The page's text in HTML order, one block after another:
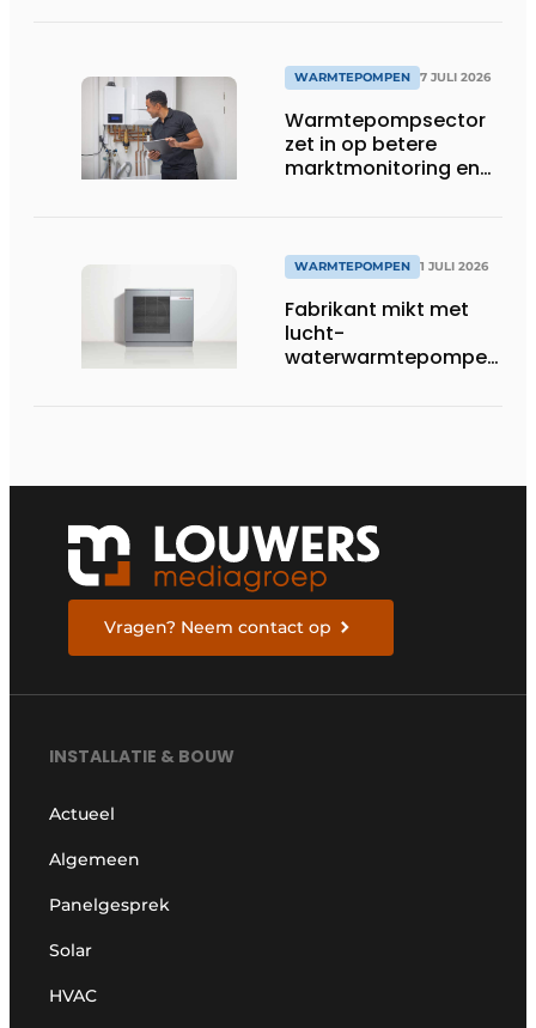
WARMTEPOMPEN 7 JULI 2026
Warmtepompsector
zet in op betere
marktmonitoring en
WARMTEPOMPEN 1 JULI 2026
Fabrikant mikt met
lucht-
waterwarmtepompen
Vragen? Neem contact op
INSTALLATIE & BOUW
Actueel
Algemeen
Panelgesprek
Solar
HVAC